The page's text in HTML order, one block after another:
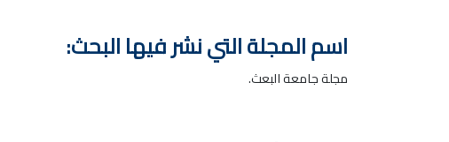
اسم المجلة التي نشر فيها البحث:
مجلة جامعة البعث.